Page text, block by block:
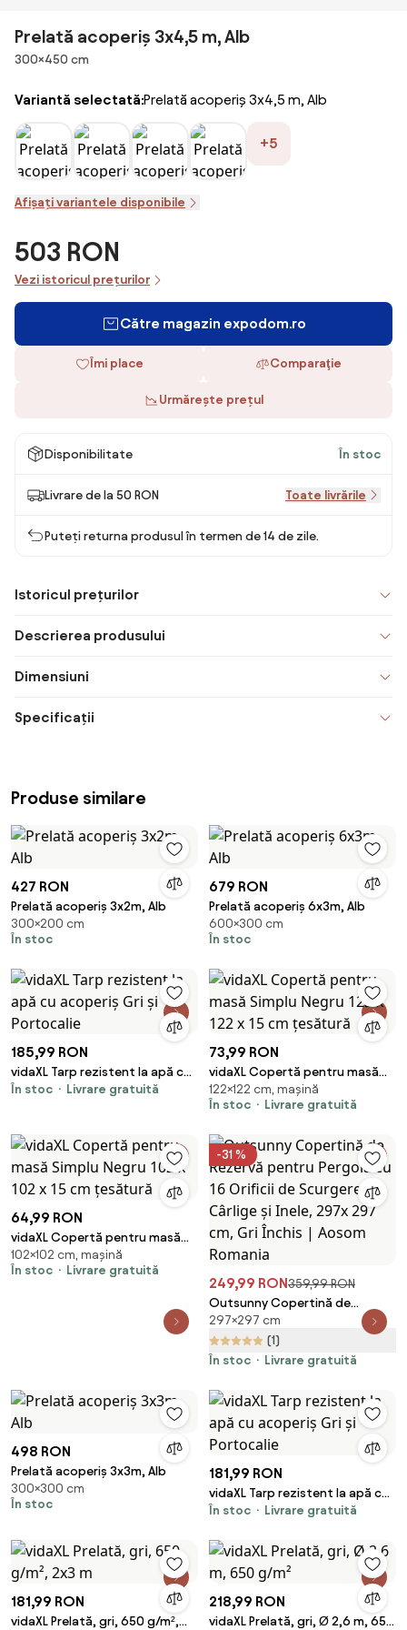
Prelată acoperiș 3x4,5 m, Alb
Dimensiuni
300×450 cm
Variantă selectată:Prelată acoperiș 3x4,5 m, Alb
+5
Afișați variantele disponibile
503 RON
Vezi istoricul prețurilor
Către magazin expodom.ro
Îmi place Comparaţie
Urmărește prețul
Disponibilitate În stoc
Livrare de la 50 RON Toate livrările
Puteți returna produsul în termen de 14 de zile.
Istoricul prețurilor
Descrierea produsului
Dimensiuni
Specificații
Produse similare
427 RON
Prelată acoperiș 3x2m, Alb
300×200 cm
În stoc
679 RON
Prelată acoperiș 6x3m, Alb
600×300 cm
În stoc
185,99 RON
vidaXL Tarp rezistent la apă cu
acoperiș Gri și Portocalie
În stoc Livrare gratuită
73,99 RON
vidaXL Copertă pentru masă
Simplu Negru 122 x 122 x 15 cm
țesătură
122×122 cm, mașină
În stoc
Livrare gratuită
64,99 RON
vidaXL Copertă pentru masă
Simplu Negru 102 x 102 x 15 cm
țesătură
102×102 cm, mașină
În stoc
Livrare gratuită
-31 %
249,99 RON359,99 RON
Outsunny Copertină de
Rezervă pentru Pergolă cu 16
Orificii de Scurgere, Cârlige şi
Inele, 297x 297 cm, Gri Închis |
297×297 cm
(1)
În stoc
Livrare gratuită
498 RON
Prelată acoperiș 3x3m, Alb
300×300 cm
În stoc
181,99 RON
vidaXL Tarp rezistent la apă cu
acoperiș Gri și Portocalie
În stoc Livrare gratuită
181,99 RON
vidaXL Prelată, gri, 650 g/m²,
218,99 RON
vidaXL Prelată, gri, Ø 2,6 m, 650